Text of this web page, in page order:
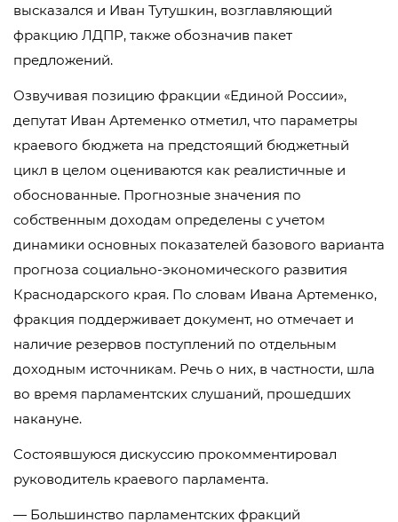
высказался и Иван Тутушкин, возглавляющий
фракцию ЛДПР, также обозначив пакет
предложений.
Озвучивая позицию фракции «Единой России»,
депутат Иван Артеменко отметил, что параметры
краевого бюджета на предстоящий бюджетный
цикл в целом оцениваются как реалистичные и
обоснованные. Прогнозные значения по
собственным доходам определены с учетом
динамики основных показателей базового варианта
прогноза социально-экономического развития
Краснодарского края. По словам Ивана Артеменко,
фракция поддерживает документ, но отмечает и
наличие резервов поступлений по отдельным
доходным источникам. Речь о них, в частности, шла
во время парламентских слушаний, прошедших
накануне.
Состоявшуюся дискуссию прокомментировал
руководитель краевого парламента.
— Большинство парламентских фракций